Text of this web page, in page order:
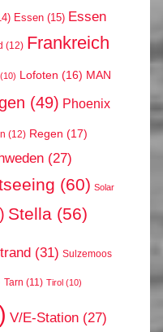
Essen (15) Essen
(12) Frankreich
(10) Lofoten (16) MAN
(49) Phoenix
(12) Regen (17)
(27)
(60) Solar
Stella (56)
(31) Sulzemoos
Tarn (11) Tirol (10)
V/E-Station (27)